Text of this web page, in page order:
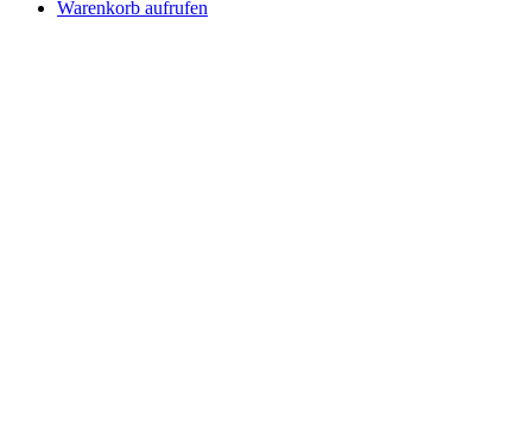
Warenkorb aufrufen